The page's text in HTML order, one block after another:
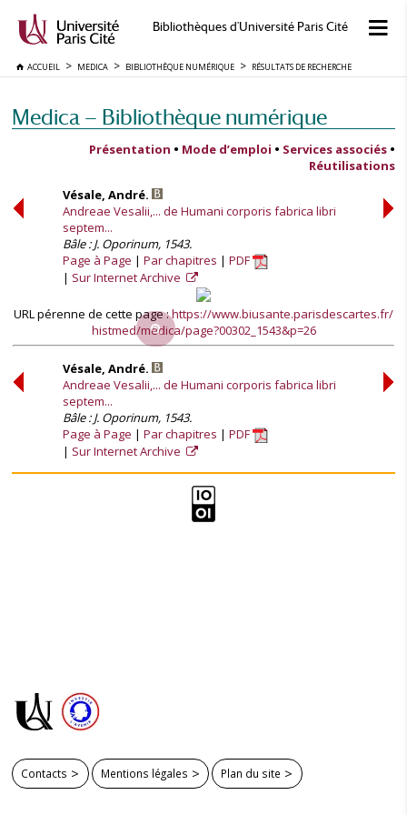
Bibliothèques d'Université Paris Cité
ACCUEIL MEDICA BIBLIOTHÈQUE NUMÉRIQUE RÉSULTATS DE RECHERCHE
Medica — Bibliothèque numérique
Présentation • Mode d’emploi • Services associés •
Réutilisations
Vésale, André.
Andreae Vesalii,... de Humani corporis fabrica libri
septem...
Bâle : J. Oporinum, 1543.
Page à Page
Par chapitres
PDF
Sur Internet Archive
URL pérenne de cette page :https://www.biusante.parisdescartes.fr/
histmed/medica/page?00302_1543&p=26
Vésale, André.
Andreae Vesalii,... de Humani corporis fabrica libri
septem...
Bâle : J. Oporinum, 1543.
Page à Page
Par chapitres
PDF
Sur Internet Archive
Contacts Mentions légales Plan du site